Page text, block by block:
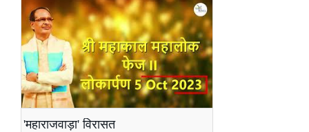
'महाराजवाड़ा' विरासत